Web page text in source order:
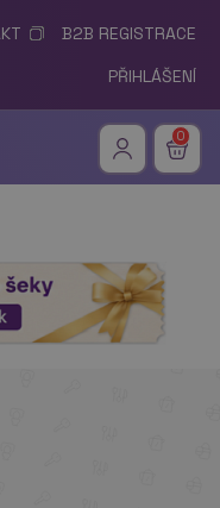
B2B REGISTRACE
PŘIHLÁŠENÍ
0